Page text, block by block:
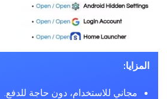
المزايا:
مجاني للاستخدام، دون حاجة للدفع.